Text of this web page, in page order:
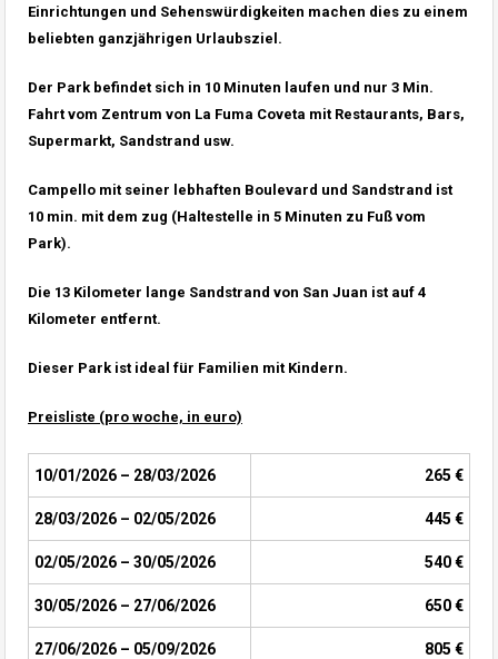
Einrichtungen und Sehenswürdigkeiten machen dies zu einem
beliebten ganzjährigen Urlaubsziel.
Der Park befindet sich in 10 Minuten laufen und nur 3 Min.
Fahrt vom Zentrum von La Fuma Coveta mit Restaurants, Bars,
Supermarkt, Sandstrand usw.
Campello mit seiner lebhaften Boulevard und Sandstrand ist
10 min. mit dem zug (Haltestelle in 5 Minuten zu Fuß vom
Park).
Die 13 Kilometer lange Sandstrand von San Juan ist auf 4
Kilometer entfernt.
Dieser Park ist ideal für Familien mit Kindern.
Preisliste (pro woche, in euro)
10/01/2026 – 28/03/2026 265 €
28/03/2026 – 02/05/2026 445 €
02/05/2026 – 30/05/2026 540 €
30/05/2026 – 27/06/2026 650 €
27/06/2026 – 05/09/2026 805 €